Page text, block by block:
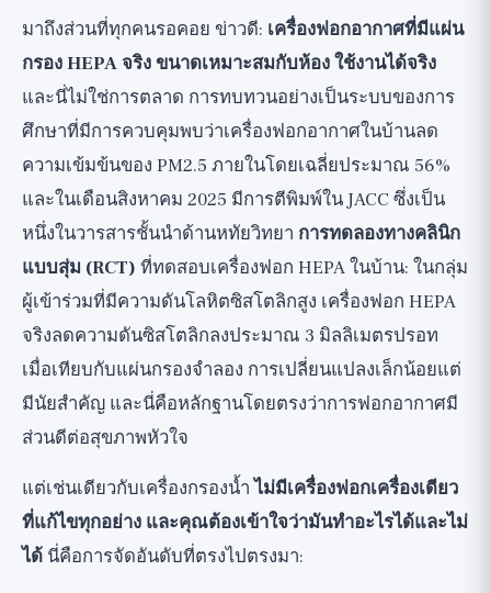
มาถึงส่วนที่ทุกคนรอคอย ข่าวดี: เครื่องฟอกอากาศที่มีแผ่น
กรอง HEPA จริง ขนาดเหมาะสมกับห้อง ใช้งานได้จริง
และนี่ไม่ใช่การตลาด การทบทวนอย่างเป็นระบบของการ
ศึกษาที่มีการควบคุมพบว่าเครื่องฟอกอากาศในบ้านลด
ความเข้มข้นของ PM2.5 ภายในโดยเฉลี่ยประมาณ 56%
และในเดือนสิงหาคม 2025 มีการตีพิมพ์ใน JACC ซึ่งเป็น
หนึ่งในวารสารชั้นนำด้านหทัยวิทยา การทดลองทางคลินิก
แบบสุ่ม (RCT) ที่ทดสอบเครื่องฟอก HEPA ในบ้าน: ในกลุ่ม
ผู้เข้าร่วมที่มีความดันโลหิตซิสโตลิกสูง เครื่องฟอก HEPA
จริงลดความดันซิสโตลิกลงประมาณ 3 มิลลิเมตรปรอท
เมื่อเทียบกับแผ่นกรองจำลอง การเปลี่ยนแปลงเล็กน้อยแต่
มีนัยสำคัญ และนี่คือหลักฐานโดยตรงว่าการฟอกอากาศมี
ส่วนดีต่อสุขภาพหัวใจ
แต่เช่นเดียวกับเครื่องกรองน้ำไม่มีเครื่องฟอกเครื่องเดียว
ที่แก้ไขทุกอย่าง และคุณต้องเข้าใจว่ามันทำอะไรได้และไม่
ได้ นี่คือการจัดอันดับที่ตรงไปตรงมา: